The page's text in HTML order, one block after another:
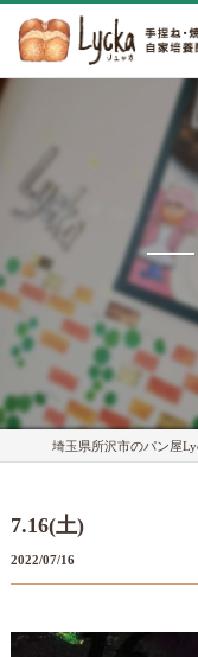
埼玉県所沢市のパン屋
7.16(土)
2022/07/16